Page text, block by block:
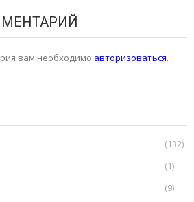
вам необходимо авторизоваться.
(132)
(1)
(9)